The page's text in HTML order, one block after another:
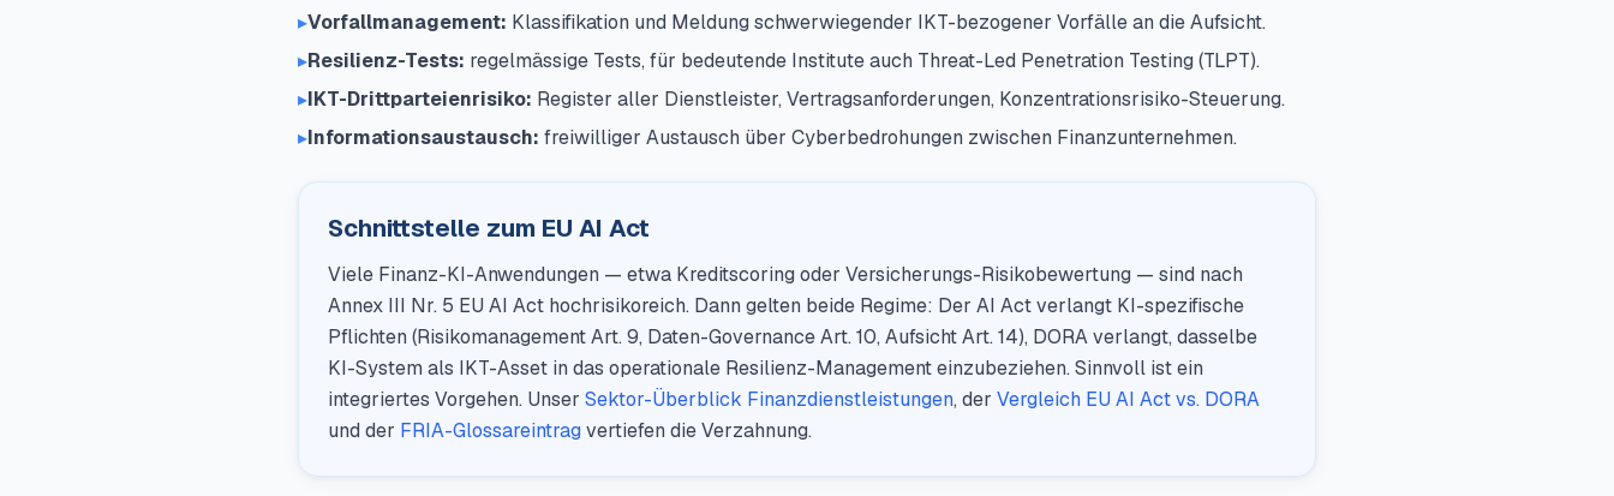
▸Vorfallmanagement: Klassifikation und Meldung schwerwiegender IKT-bezogener Vorfälle an die Aufsicht.
▸Resilienz-Tests: regelmässige Tests, für bedeutende Institute auch Threat-Led Penetration Testing (TLPT).
▸IKT-Drittparteienrisiko: Register aller Dienstleister, Vertragsanforderungen, Konzentrationsrisiko-Steuerung.
▸Informationsaustausch: freiwilliger Austausch über Cyberbedrohungen zwischen Finanzunternehmen.
Schnittstelle zum EU AI Act
Viele Finanz-KI-Anwendungen — etwa Kreditscoring oder Versicherungs-Risikobewertung — sind nach
Annex III Nr. 5 EU AI Act hochrisikoreich. Dann gelten beide Regime: Der AI Act verlangt KI-spezifische
Pflichten (Risikomanagement Art. 9, Daten-Governance Art. 10, Aufsicht Art. 14), DORA verlangt, dasselbe
KI-System als IKT-Asset in das operationale Resilienz-Management einzubeziehen. Sinnvoll ist ein
integriertes Vorgehen. Unser Sektor-Überblick Finanzdienstleistungen, der Vergleich EU AI Act vs. DORA
und der FRIA-Glossareintrag vertiefen die Verzahnung.